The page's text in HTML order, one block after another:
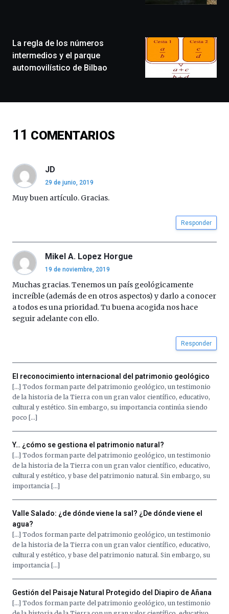
monólogos,
exposiciones,
docufórums
de
16
4
de
octubre.
Cátedra…
La regla de los números
intermedios y el parque
automovilístico de Bilbao
11 COMENTARIOS
JD
29 de junio, 2019
Muy buen artículo. Gracias.
Responder
Mikel A. Lopez Horgue
19 de noviembre, 2019
Muchas gracias. Tenemos un país geológicamente
increíble (además de en otros aspectos) y darlo a conocer
a todos es una prioridad. Tu buena acogida nos hace
seguir adelante con ello.
Responder
El reconocimiento internacional del patrimonio geológico
[…] Todos forman parte del patrimonio geológico, un testimonio
de la historia de la Tierra con un gran valor científico, educativo,
cultural y estético. Sin embargo, su importancia continúa siendo
poco […]
Y… ¿cómo se gestiona el patrimonio natural?
[…] Todos forman parte del patrimonio geológico, un testimonio
de la historia de la Tierra con un gran valor científico, educativo,
cultural y estético, y base del patrimonio natural. Sin embargo, su
importancia […]
Valle Salado: ¿de dónde viene la sal? ¿De dónde viene el
agua?
[…] Todos forman parte del patrimonio geológico, un testimonio
de la historia de la Tierra con un gran valor científico, educativo,
cultural y estético, y base del patrimonio natural. Sin embargo, su
importancia […]
Gestión del Paisaje Natural Protegido del Diapiro de Añana
[…] Todos forman parte del patrimonio geológico, un testimonio